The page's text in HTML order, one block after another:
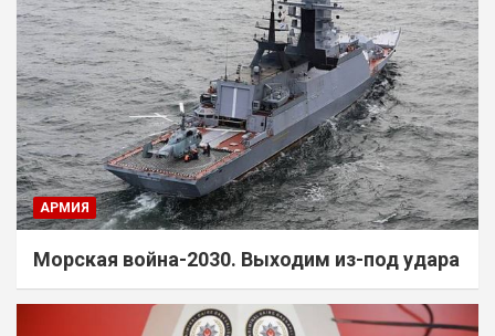
АРМИЯ
Морская война-2030. Выходим из-под удара